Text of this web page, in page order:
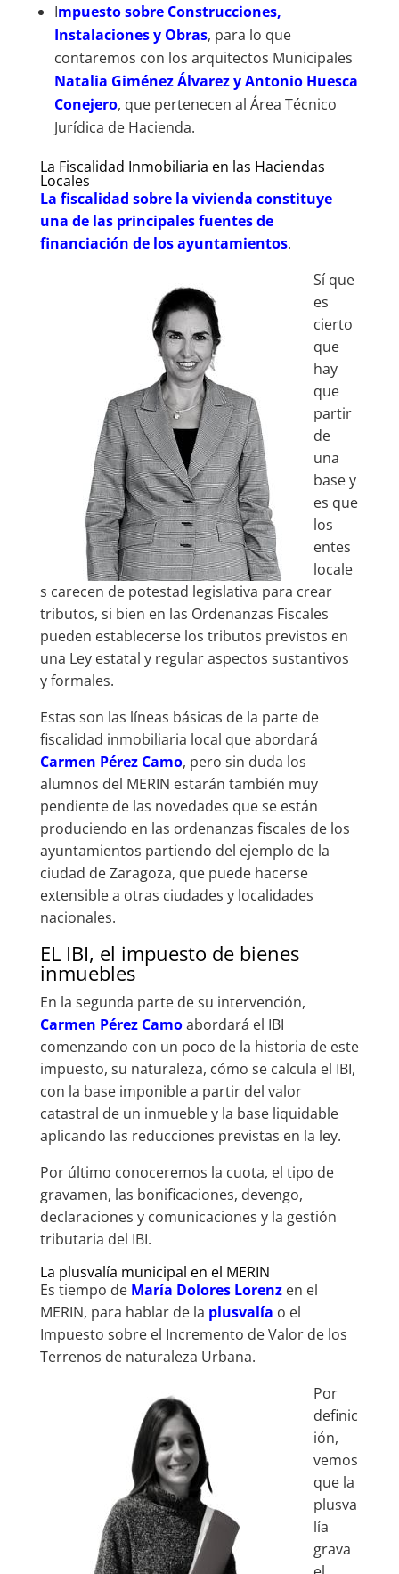
Impuesto sobre Construcciones,
Instalaciones y Obras, para lo que
contaremos con los arquitectos Municipales
Natalia Giménez Álvarez y Antonio Huesca
Conejero, que pertenecen al Área Técnico
Jurídica de Hacienda.
La Fiscalidad Inmobiliaria en las Haciendas
Locales
La fiscalidad sobre la vivienda constituye
una de las principales fuentes de
financiación de los ayuntamientos.
Sí que
es
cierto
que
hay
que
partir
de
una
base y
es que
los
entes
locale
s carecen de potestad legislativa para crear
tributos, si bien en las Ordenanzas Fiscales
pueden establecerse los tributos previstos en
una Ley estatal y regular aspectos sustantivos
y formales.
Estas son las líneas básicas de la parte de
fiscalidad inmobiliaria local que abordará
Carmen Pérez Camo, pero sin duda los
alumnos del MERIN estarán también muy
pendiente de las novedades que se están
produciendo en las ordenanzas fiscales de los
ayuntamientos partiendo del ejemplo de la
ciudad de Zaragoza, que puede hacerse
extensible a otras ciudades y localidades
nacionales.
EL IBI, el impuesto de bienes
inmuebles
En la segunda parte de su intervención,
Carmen Pérez Camoabordará el IBI
comenzando con un poco de la historia de este
impuesto, su naturaleza, cómo se calcula el IBI,
con la base imponible a partir del valor
catastral de un inmueble y la base liquidable
aplicando las reducciones previstas en la ley.
Por último conoceremos la cuota, el tipo de
gravamen, las bonificaciones, devengo,
declaraciones y comunicaciones y la gestión
tributaria del IBI.
La plusvalía municipal en el MERIN
Es tiempo de María Dolores Lorenz en el
MERIN, para hablar de la plusvalía o el
Impuesto sobre el Incremento de Valor de los
Terrenos de naturaleza Urbana.
Por
definic
ión,
vemos
que la
plusva
lía
grava